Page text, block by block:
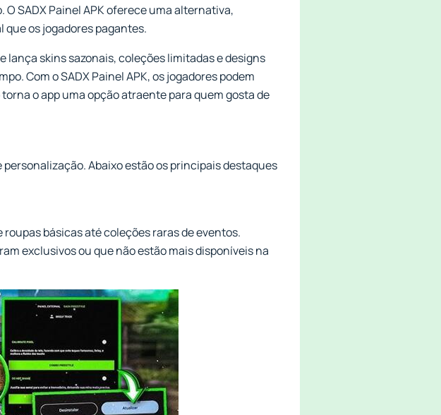
SADX Painel APK oferece uma alternativa,
os jogadores pagantes.
lança skins sazonais, coleções limitadas e designs
Com o SADX Painel APK, os jogadores podem
o app uma opção atraente para quem gosta de
personalização. Abaixo estão os principais destaques
básicas até coleções raras de eventos.
exclusivos ou que não estão mais disponíveis na